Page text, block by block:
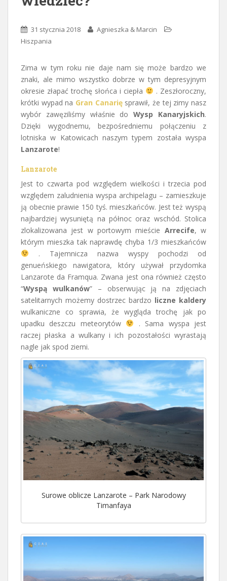
31 stycznia 2018
Agnieszka & Marcin
Hiszpania
Zima w tym roku nie daje nam się może bardzo we
znaki, ale mimo wszystko dobrze w tym depresyjnym
okresie złapać trochę słońca i ciepła
. Zeszłoroczny,
krótki wypad na Gran Canarięsprawił, że tej zimy nasz
wybór zawęziliśmy właśnie doWysp Kanaryjskich.
Dzięki wygodnemu, bezpośredniemu połączeniu z
lotniska w Katowicach naszym typem została wyspa
Lanzarote!
Lanzarote
Jest to czwarta pod względem wielkości i trzecia pod
względem zaludnienia wyspa archipelagu – zamieszkuje
ją obecnie prawie 150 tyś. mieszkańców. Jest też wyspą
najbardziej wysuniętą na północ oraz wschód. Stolica
zlokalizowana jest w portowym mieście Arrecife, w
którym mieszka tak naprawdę chyba 1/3 mieszkańców
. Tajemnicza nazwa wyspy pochodzi od
genueńskiego nawigatora, który używał przydomka
Lanzarote da Framqua. Zwana jest ona również często
“Wyspą wulkanów” – obserwując ją na zdjęciach
satelitarnych możemy dostrzec bardzo liczne kaldery
wulkaniczne co sprawia, że wygląda trochę jak po
upadku deszczu meteorytów
. Sama wyspa jest
raczej płaska a wulkany i ich pozostałości wyrastają
nagle jak spod ziemi.
Surowe oblicze Lanzarote – Park Narodowy
Timanfaya